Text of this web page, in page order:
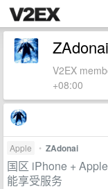
ZAdonai
V2EX
+08:00
Apple • ZAdonai
国区 iPhone +
能享受服务